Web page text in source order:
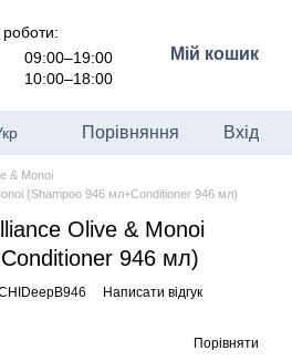
роботи:
09:00–19:00
10:00–18:00
Мій кошик
Порівняння Вхід
& Monoi
(Shampoo 946 мл+Conditioner 946 мл)
Olive & Monoi
946 мл)
Написати відгук
Порівняти